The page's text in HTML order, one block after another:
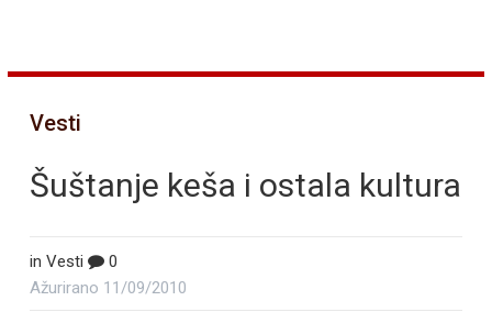
Vesti
Šuštanje keša i ostala kultura
in Vesti
0
Ažurirano 11/09/2010